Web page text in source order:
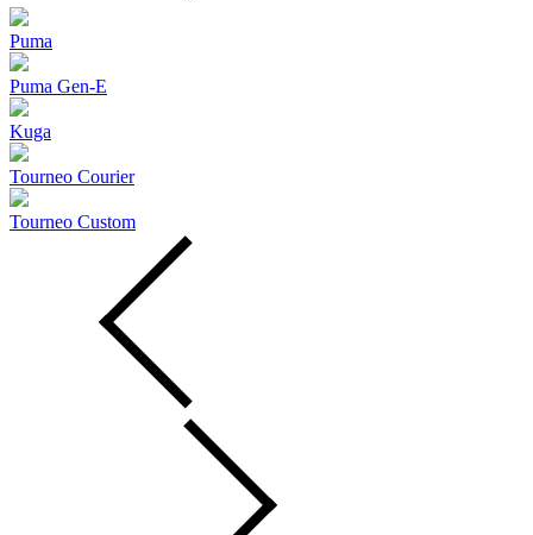
Puma
Puma Gen‑E
Kuga
Tourneo Courier
Tourneo Custom